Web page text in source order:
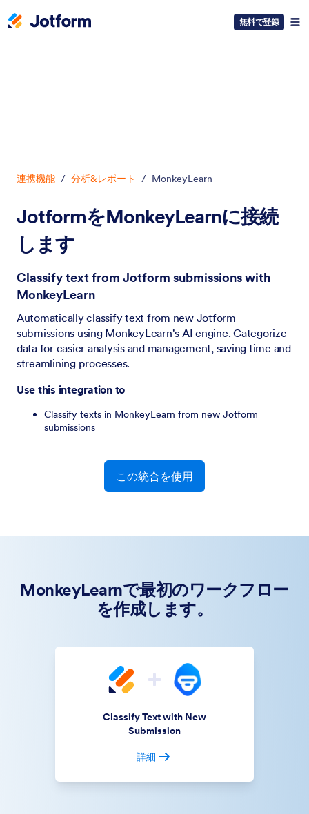
無料で登録
連携機能 / 分析&レポート / MonkeyLearn
JotformをMonkeyLearnに接続
します
Classify text from Jotform submissions with
MonkeyLearn
Automatically classify text from new Jotform
submissions using MonkeyLearn's AI engine. Categorize
data for easier analysis and management, saving time and
streamlining processes.
Use this integration to
Classify texts in MonkeyLearn from new Jotform
submissions
この統合を使用
MonkeyLearnで最初のワークフロー
を作成します。
Classify Text with New
Submission
詳細